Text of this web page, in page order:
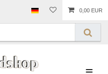
0,00 EUR